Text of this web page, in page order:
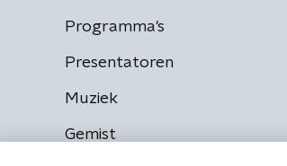
Programma's
Presentatoren
Muziek
Gemist